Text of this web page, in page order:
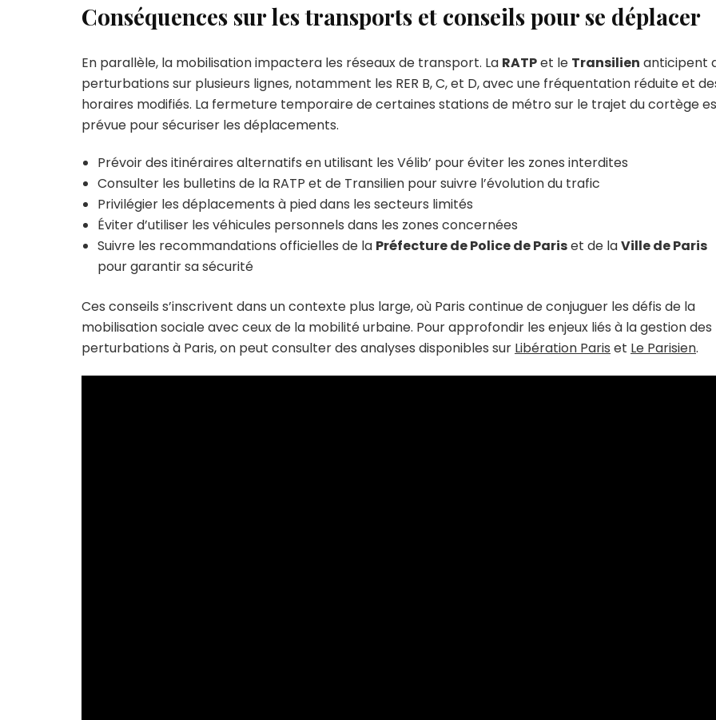
Conséquences sur les transports et conseils pour se déplacer
En parallèle, la mobilisation impactera les réseaux de transport. La RATPet le Transilien anticipent
perturbations sur plusieurs lignes, notamment les RER B, C, et D, avec une fréquentation réduite et
horaires modifiés. La fermeture temporaire de certaines stations de métro sur le trajet du cortège
prévue pour sécuriser les déplacements.
Prévoir des itinéraires alternatifs en utilisant les Vélib’ pour éviter les zones interdites
Consulter les bulletins de la RATP et de Transilien pour suivre l’évolution du trafic
Privilégier les déplacements à pied dans les secteurs limités
Éviter d’utiliser les véhicules personnels dans les zones concernées
Suivre les recommandations officielles de la Préfecture de Police de Pariset de laVille de Paris
pour garantir sa sécurité
Ces conseils s’inscrivent dans un contexte plus large, où Paris continue de conjuguer les défis de la
mobilisation sociale avec ceux de la mobilité urbaine. Pour approfondir les enjeux liés à la gestion des
perturbations à Paris, on peut consulter des analyses disponibles sur Libération Paris et Le Parisien.